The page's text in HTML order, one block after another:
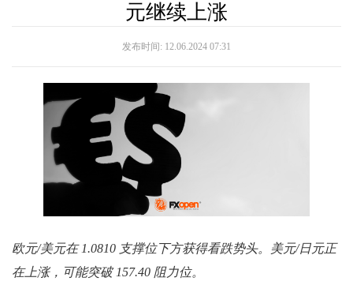
元继续上涨
发布时间: 12.06.2024 07:31
欧元/美元在 1.0810 支撑位下方获得看跌势头。美元/日元正
在上涨，可能突破 157.40 阻力位。